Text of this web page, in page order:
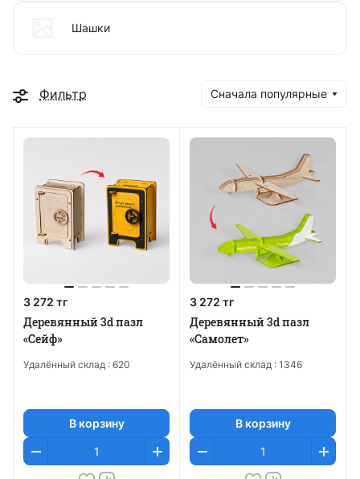
Шашки
Фильтр Сначала популярные
3 272 тг
Деревянный 3d пазл
«Сейф»
Удалённый склад : 620
В корзину
3 272 тг
Деревянный 3d пазл
«Самолет»
Удалённый склад : 1346
В корзину